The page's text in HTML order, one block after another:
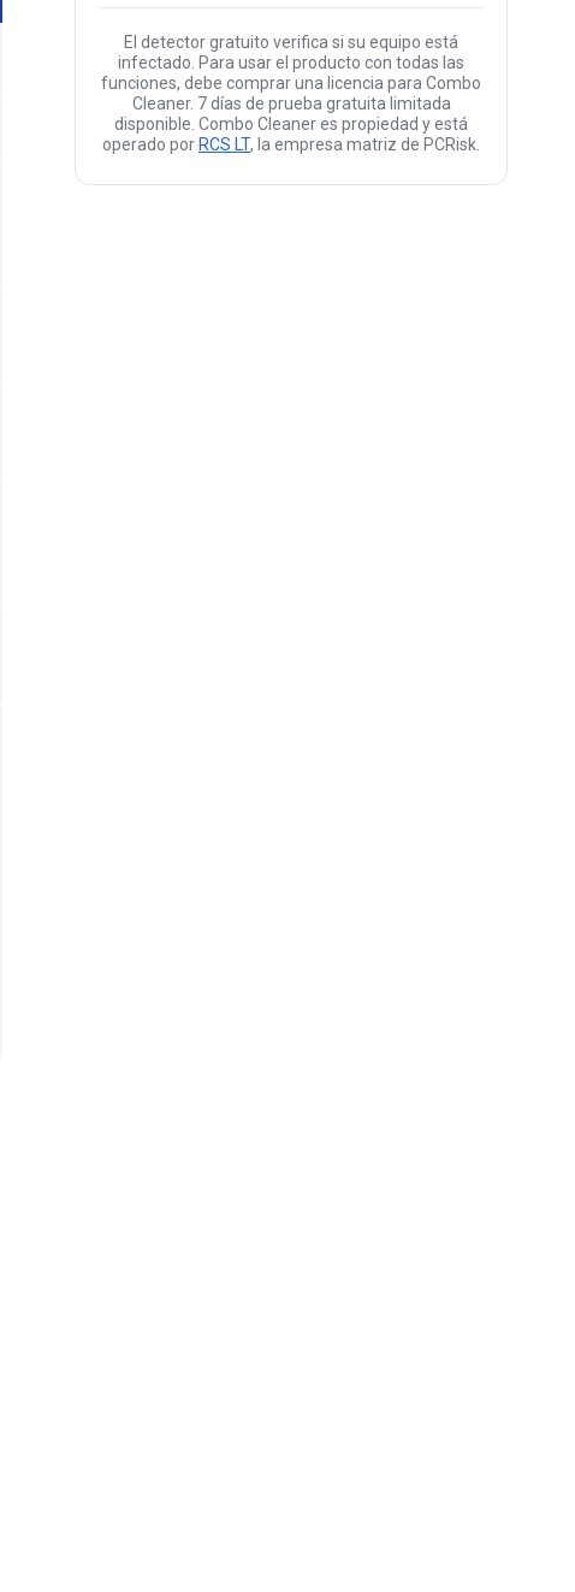
El detector gratuito verifica si su equipo está
infectado. Para usar el producto con todas las
funciones, debe comprar una licencia para Combo
Cleaner. 7 días de prueba gratuita limitada
disponible. Combo Cleaner es propiedad y está
operado por RCS LT, la empresa matriz de PCRisk.